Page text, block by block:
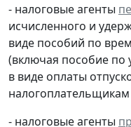
- налоговые агенты
исчисленного и
виде пособий по
(включая пособие по
в виде оплаты
налогоплательщикам
- налоговые агенты